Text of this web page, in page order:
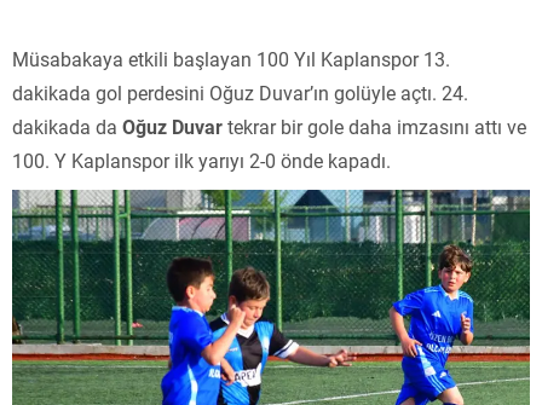
Müsabakaya etkili başlayan 100 Yıl Kaplanspor 13.
dakikada gol perdesini Oğuz Duvar’ın golüyle açtı. 24.
dakikada da Oğuz Duvartekrar bir gole daha imzasını attı ve
100. Y Kaplanspor ilk yarıyı 2-0 önde kapadı.